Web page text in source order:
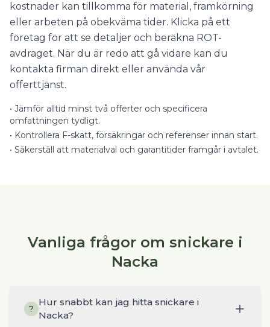
kostnader kan tillkomma för material, framkörning
eller arbeten på obekväma tider. Klicka på ett
företag för att se detaljer och beräkna ROT-
avdraget. När du är redo att gå vidare kan du
kontakta firman direkt eller använda vår
offerttjänst.
• Jämför alltid minst två offerter och specificera
omfattningen tydligt.
• Kontrollera F-skatt, försäkringar och referenser innan start.
• Säkerställ att materialval och garantitider framgår i avtalet.
Vanliga frågor om snickare i
Nacka
?
Hur snabbt kan jag hitta snickare i
Nacka?